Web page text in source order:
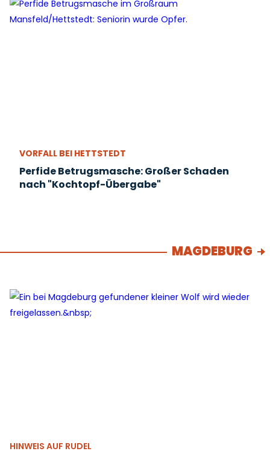
VORFALL BEI HETTSTEDT
Perfide Betrugsmasche: Großer Schaden
nach "Kochtopf-Übergabe"
MAGDEBURG
HINWEIS AUF RUDEL